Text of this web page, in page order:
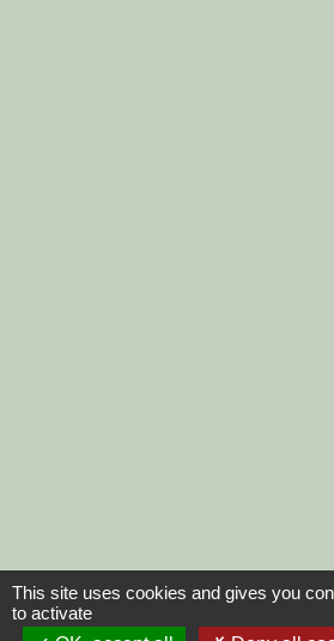
This site uses cookies and gives you
to activate